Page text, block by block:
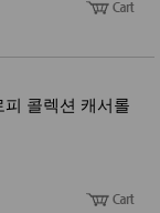
콜렉션 캐서롤